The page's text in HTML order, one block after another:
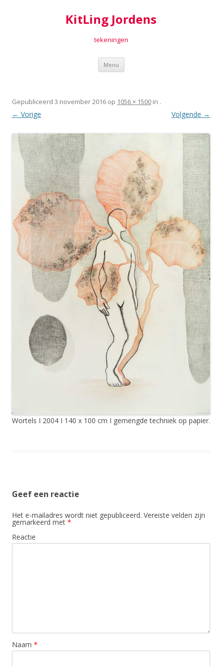
KitLing Jordens
tekeningen
Menu Spring
inhoud
Gepubliceerd 3 november 2016 op 1056 × 1500 in .
← Vorige Volgende →
Wortels I 2004 I 140 x 100 cm I gemengde techniek op papier.
Geef een reactie
Het e-mailadres wordt niet gepubliceerd. Vereiste velden zijn
gemarkeerd met *
Reactie
Naam *